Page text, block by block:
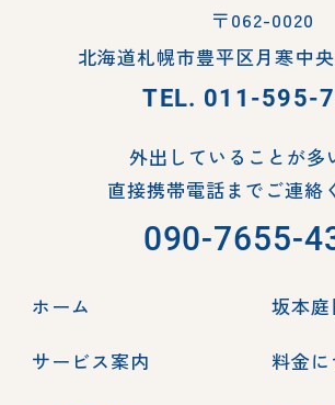
〒062-0020
北海道札幌市豊平区月寒中
TEL. 011-595-
外出していることが多
直接携帯電話までご連絡
090-7655-
ホーム
坂本
サービス案内
料金